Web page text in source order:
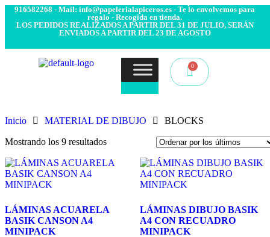
916582268 - Mail: info@papelerialapiceros.es - Te lo envolvemos para
regalo - Recogida en tienda.
LOS PEDIDOS REALIZADOS A PARTIR DEL 31 DE JULIO, SERÁN
ENVIADOS A PARTIR DEL 23 DE AGOSTO
Inicio MATERIAL DE DIBUJO BLOCKS
Mostrando los 9 resultados
LÁMINAS ACUARELA
BASIK CANSON A4
MINIPACK
LÁMINAS DIBUJO BASIK
A4 CON RECUADRO
MINIPACK